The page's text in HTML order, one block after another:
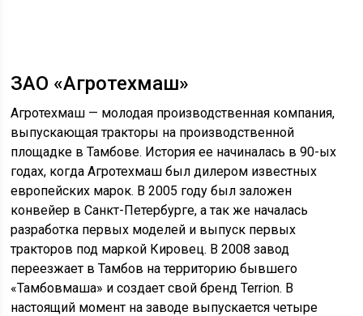
ЗАО «Агротехмаш»
Агротехмаш — молодая производственная компания,
выпускающая тракторы на производственной
площадке в Тамбове. История ее начиналась в 90-ых
годах, когда Агротехмаш был дилером известных
европейских марок. В 2005 году был заложен
конвейер в Санкт-Петербурге, а так же началась
разработка первых моделей и выпуск первых
тракторов под маркой Кировец. В 2008 завод
переезжает в Тамбов на территорию бывшего
«Тамбовмаша» и создает свой бренд Terrion. В
настоящий момент на заводе выпускается четыре